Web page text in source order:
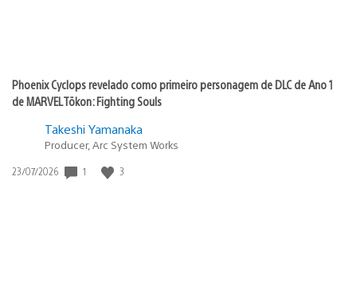
Phoenix Cyclops revelado como primeiro personagem de DLC de Ano 1
de MARVEL Tōkon: Fighting Souls
Takeshi Yamanaka
Producer, Arc System Works
Data
23/07/2026 1 3